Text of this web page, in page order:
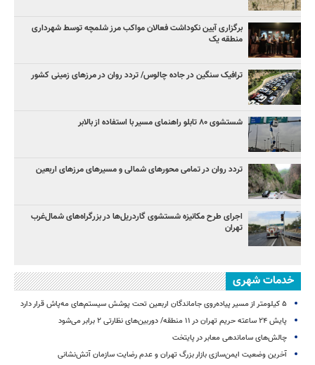
برگزاری آیین نکوداشت فعالان مواکب مرز شلمچه توسط شهرداری
منطقه یک
ترافیک سنگین در جاده چالوس/ تردد روان در مرزهای زمینی کشور
شستشوی ۸۰ تابلو راهنمای مسیر با استفاده از بالابر
تردد روان در تمامی محورهای شمالی و مسیرهای مرزهای اربعین
اجرای طرح مکانیزه شستشوی گاردریل‌ها در بزرگراه‌های شمال‌غرب
تهران
خدمات شهری
۵ کیلومتر از مسیر پیاده‌روی جاماندگان اربعین تحت پوشش سیستم‌های مه‌پاش قرار دارد
پایش ۲۴ ساعته حریم تهران در ۱۱ منطقه/ دوربین‌های نظارتی ۲ برابر می‌شود
چالش‌های ساماندهی معابر در پایتخت
آخرین وضعیت ایمن‌سازی بازار بزرگ تهران و عدم رضایت سازمان آتش‌نشانی